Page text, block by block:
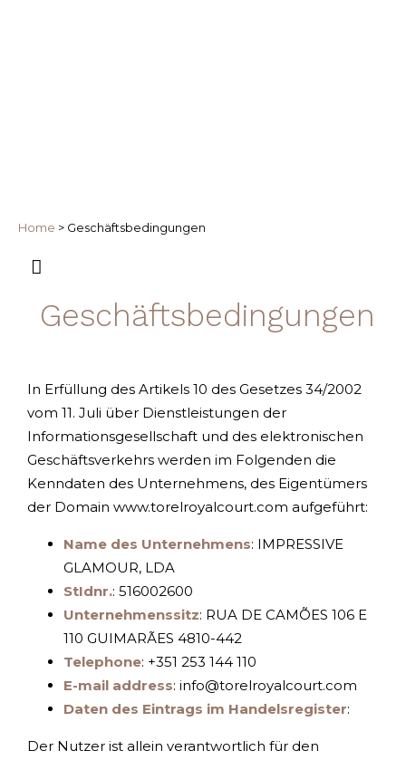
Home > Geschäftsbedingungen
Geschäftsbedingungen
In Erfüllung des Artikels 10 des Gesetzes 34/2002
vom 11. Juli über Dienstleistungen der
Informationsgesellschaft und des elektronischen
Geschäftsverkehrs werden im Folgenden die
Kenndaten des Unternehmens, des Eigentümers
der Domain www.torelroyalcourt.com aufgeführt:
Name des Unternehmens: IMPRESSIVE
GLAMOUR, LDA
StIdnr.: 516002600
Unternehmenssitz: RUA DE CAMÕES 106 E
110 GUIMARÃES 4810-442
Telephone: +351 253 144 110
E-mail address: info@torelroyalcourt.com
Daten des Eintrags im Handelsregister:
Der Nutzer ist allein verantwortlich für den